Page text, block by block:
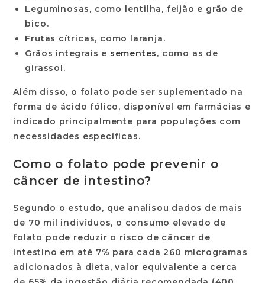
Leguminosas, como lentilha, feijão e grão de
bico.
Frutas cítricas, como laranja.
Grãos integrais e sementes, como as de
girassol.
Além disso, o folato pode ser suplementado na
forma de ácido fólico, disponível em farmácias e
indicado principalmente para populações com
necessidades específicas.
Como o folato pode prevenir o
câncer de intestino?
Segundo o estudo, que analisou dados de mais
de 70 mil indivíduos, o consumo elevado de
folato pode reduzir o risco de câncer de
intestino em até 7% para cada 260 microgramas
adicionados à dieta, valor equivalente a cerca